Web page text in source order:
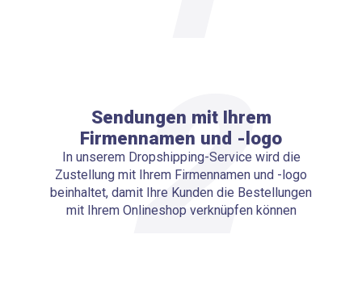
2
Sendungen mit Ihrem
Firmennamen und -logo
In unserem Dropshipping-Service wird die
Zustellung mit Ihrem Firmennamen und -logo
beinhaltet, damit Ihre Kunden die Bestellungen
mit Ihrem Onlineshop verknüpfen können